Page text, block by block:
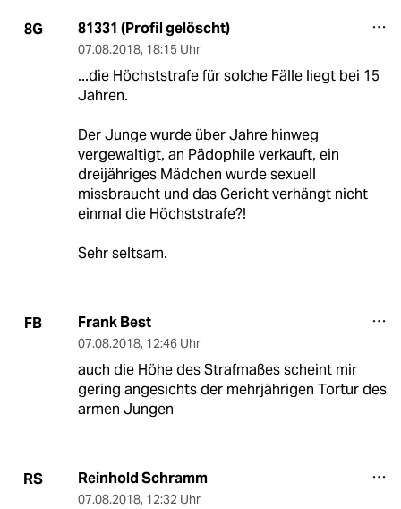
8G 81331 (Profil gelöscht)
07.08.2018, 18:15 Uhr
...die Höchststrafe für solche Fälle liegt bei 15
Jahren.
Der Junge wurde über Jahre hinweg
vergewaltigt, an Pädophile verkauft, ein
dreijähriges Mädchen wurde sexuell
missbraucht und das Gericht verhängt nicht
einmal die Höchststrafe?!
Sehr seltsam.
FB Frank Best
07.08.2018, 12:46 Uhr
auch die Höhe des Strafmaßes scheint mir
gering angesichts der mehrjährigen Tortur des
armen Jungen
RS Reinhold Schramm
07.08.2018, 12:32 Uhr